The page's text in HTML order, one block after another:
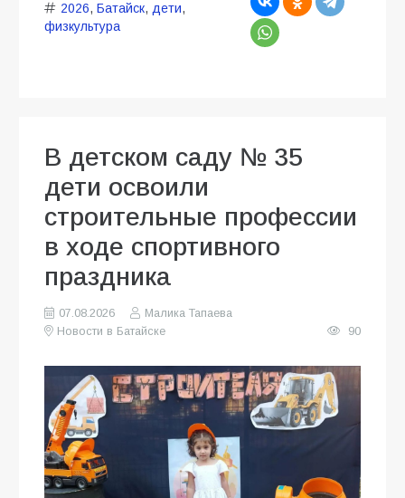
2026, Батайск, дети,
физкультура
В детском саду № 35
дети освоили
строительные профессии
в ходе спортивного
праздника
07.08.2026
Малика Тапаева
Новости в Батайске
90